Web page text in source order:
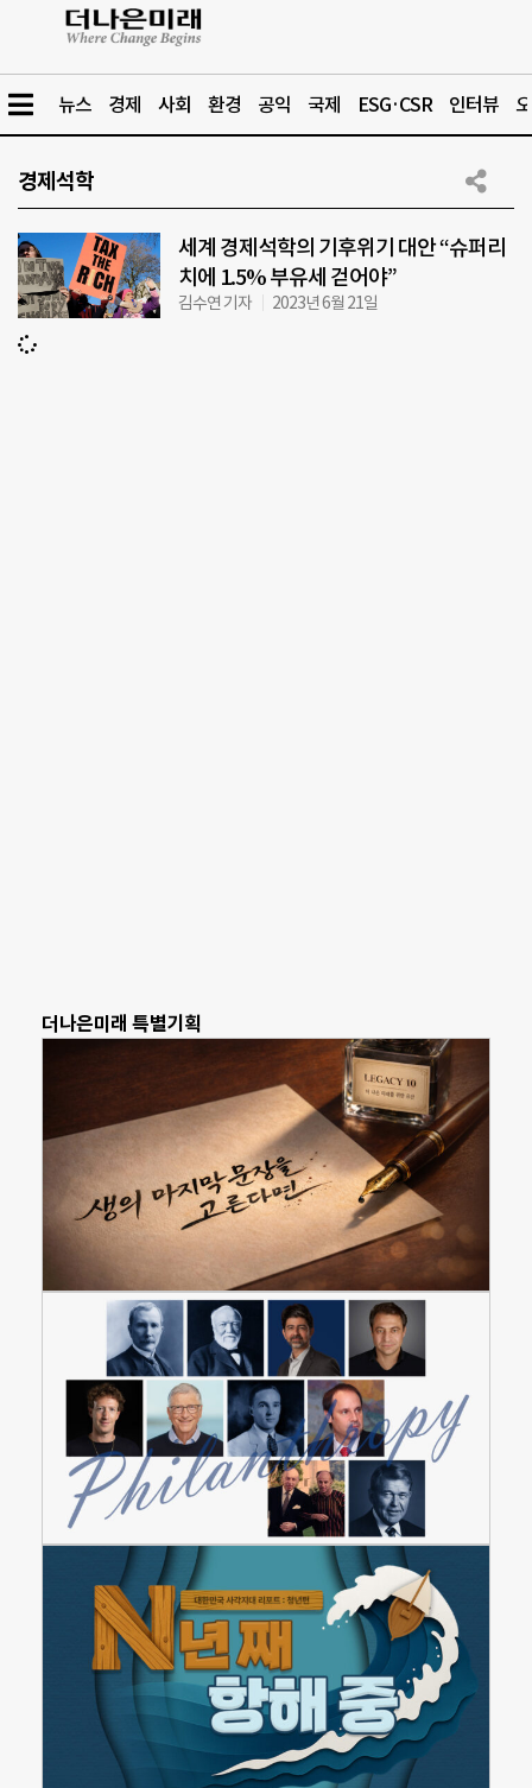
뉴스 경제 사회 환경 공익 국제 ESG·CSR 인터뷰
경제석학
세계 경제석학의 기후위기 대안 “슈퍼리
치에 1.5% 부유세 걷어야”
김수연 기자 2023년 6월 21일
더나은미래 특별기획